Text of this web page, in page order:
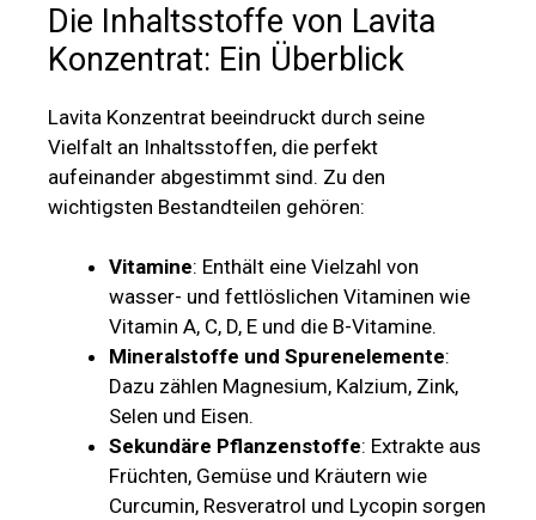
Die Inhaltsstoffe von Lavita
Konzentrat: Ein Überblick
Lavita Konzentrat beeindruckt durch seine
Vielfalt an Inhaltsstoffen, die perfekt
aufeinander abgestimmt sind. Zu den
wichtigsten Bestandteilen gehören:
Vitamine: Enthält eine Vielzahl von
wasser- und fettlöslichen Vitaminen wie
Vitamin A, C, D, E und die B-Vitamine.
Mineralstoffe und Spurenelemente:
Dazu zählen Magnesium, Kalzium, Zink,
Selen und Eisen.
Sekundäre Pflanzenstoffe: Extrakte aus
Früchten, Gemüse und Kräutern wie
Curcumin, Resveratrol und Lycopin sorgen